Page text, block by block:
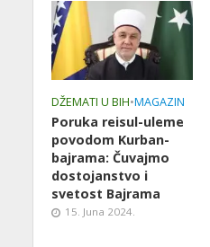
DŽEMATI U BIH•MAGAZIN
Poruka reisul-uleme
povodom Kurban-
bajrama: Čuvajmo
dostojanstvo i
svetost Bajrama
15. Juna 2024.